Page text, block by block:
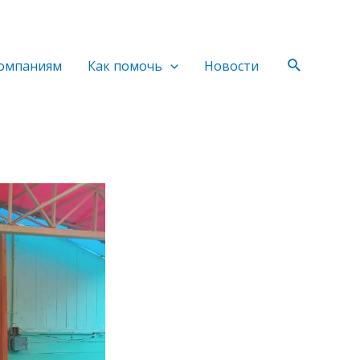
Как помочь Новости Поиск